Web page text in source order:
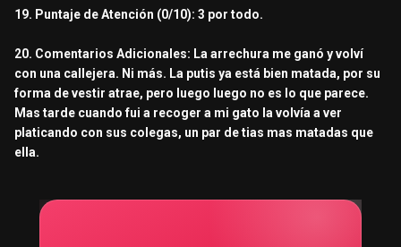
19. Puntaje de Atención (0/10): 3 por todo.
20. Comentarios Adicionales: La arrechura me ganó y volví
con una callejera. Ni más. La putis ya está bien matada, por su
forma de vestir atrae, pero luego luego no es lo que parece.
Mas tarde cuando fui a recoger a mi gato la volvía a ver
platicando con sus colegas, un par de tias mas matadas que
ella.